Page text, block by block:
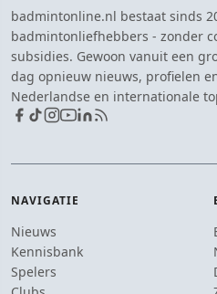
badmintonline.nl bestaat sinds
badmintonliefhebbers - zonder
subsidies. Gewoon vanuit een
dag opnieuw nieuws, profielen
Nederlandse en internationale
NAVIGATIE
Nieuws
Kennisbank
Spelers